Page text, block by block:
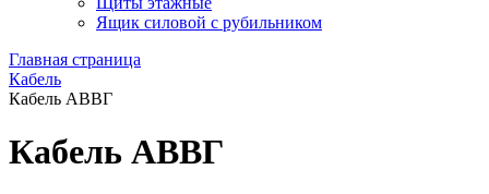
Ящик силовой с рубильником
Главная страница
Кабель
Кабель АВВГ
Кабель АВВГ